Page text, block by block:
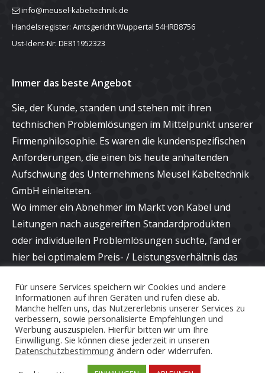
info@meusel-kabeltechnik.de
Handelsregister: Amtsgericht Wuppertal 54HRB8756
Ust-Ident-Nr: DE811952323
Immer das beste Angebot
Sie, der Kunde, standen und stehen mit ihren
technischen Problemlösungen im Mittelpunkt unserer
Firmenphilosophie. Es waren die kundenspezifischen
Anforderungen, die einen bis heute anhaltenden
Aufschwung des Unternehmens Meusel Kabeltechnik
GmbH einleiteten.
Wo immer ein Abnehmer im Markt von Kabel und
Leitungen nach ausgereiften Standardprodukten
oder individuellen Problemlösungen suchte, fand er
hier bei optimalem Preis- / Leistungsverhältnis das
neuen Applikationen.
Für unsere Services speichern wir Cookies und andere
Informationen auf ihren Geräten und rufen diese ab.
Manche helfen uns, das Nutzererlebnis unserer Services zu
verbessern, sowie personalisierte Empfehlungen und
Werbung auszuspielen. Hierfür bitten wir um Ihre
Einwilligung. Sie können diese jederzeit in unseren
Datenschutzbestimmung ändern oder widerrufen.